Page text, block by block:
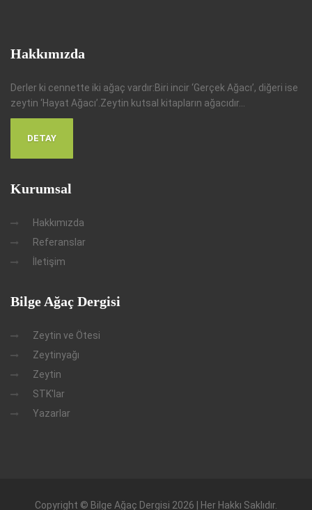
Hakkımızda
Derler ki cennette iki ağaç vardır:Biri incir ‘Gerçek Ağacı’, diğeri ise
zeytin ‘Hayat Ağacı’.Zeytin kutsal kitapların ağacıdır...
DETAY
Kurumsal
Hakkımızda
Referanslar
İletişim
Bilge Ağaç Dergisi
Zeytin ve Ötesi
Zeytinyağı
Zeytin
STK'lar
Yazarlar
Copyright © Bilge Ağaç Dergisi 2026 | Her Hakkı Saklıdır.